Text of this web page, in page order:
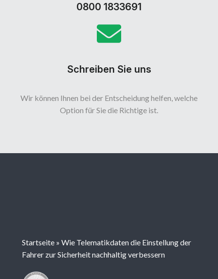
0800 1833691
Schreiben Sie uns
Wir können Ihnen bei der Entscheidung helfen, welche
Option für Sie die Richtige ist.
Startseite » Wie Telematikdaten die Einstellung der
Fahrer zur Sicherheit nachhaltig verbessern